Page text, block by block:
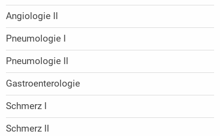
Angiologie II
Pneumologie I
Pneumologie II
Gastroenterologie
Schmerz I
Schmerz II